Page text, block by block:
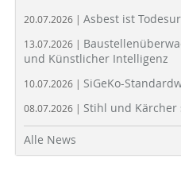
20.07.2026 | Asbest ist
13.07.2026 |
und Künstlicher Intelligenz
10.07.2026 | SiGeKo-
08.07.2026 | Stihl und Kärcher
Alle News